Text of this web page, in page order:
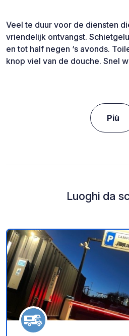
Veel te duur voor de diensten
vriendelijk ontvangst.
en tot half negen ‘s avonds.
knop viel van de douche. Snel
Più
Luoghi da